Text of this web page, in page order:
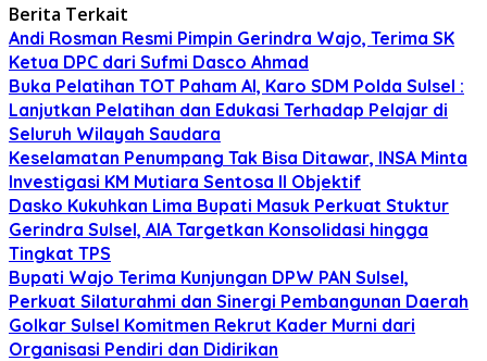
Berita Terkait
Andi Rosman Resmi Pimpin Gerindra Wajo, Terima SK
Ketua DPC dari Sufmi Dasco Ahmad
Buka Pelatihan TOT Paham AI, Karo SDM Polda Sulsel :
Lanjutkan Pelatihan dan Edukasi Terhadap Pelajar di
Seluruh Wilayah Saudara
Keselamatan Penumpang Tak Bisa Ditawar, INSA Minta
Investigasi KM Mutiara Sentosa II Objektif
Dasko Kukuhkan Lima Bupati Masuk Perkuat Stuktur
Gerindra Sulsel, AIA Targetkan Konsolidasi hingga
Tingkat TPS
Bupati Wajo Terima Kunjungan DPW PAN Sulsel,
Perkuat Silaturahmi dan Sinergi Pembangunan Daerah
Golkar Sulsel Komitmen Rekrut Kader Murni dari
Organisasi Pendiri dan Didirikan